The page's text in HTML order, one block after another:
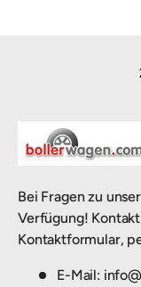
Bei Fragen zu
Verfügung!
Kontaktformular,
E-Mail: